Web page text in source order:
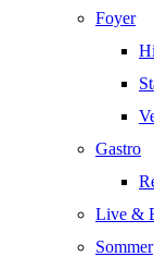
Foyer
Gastro
Live &
Sommer